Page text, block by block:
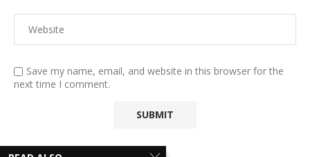
Save my name, email, and website in this browser for the
next time I comment.